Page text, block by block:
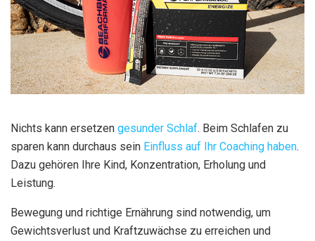
Nichts kann ersetzen gesunder Schlaf. Beim Schlafen zu
sparen kann durchaus sein Einfluss auf Ihr Coaching haben.
Dazu gehören Ihre Kind, Konzentration, Erholung und
Leistung.
Bewegung und richtige Ernährung sind notwendig, um
Gewichtsverlust und Kraftzuwächse zu erreichen und